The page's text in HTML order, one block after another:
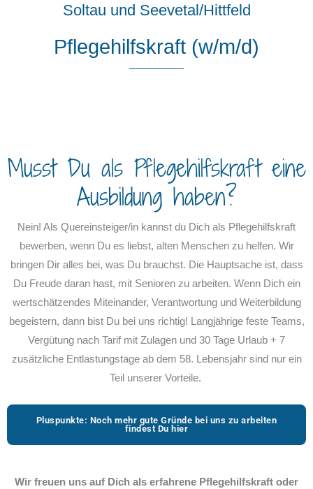
Soltau und Seevetal/Hittfeld
Pflegehilfskraft (w/m/d)
Musst Du als Pflegehilfskraft eine
Ausbildung haben?
Nein! Als Quereinsteiger/in kannst du Dich als Pflegehilfskraft
bewerben, wenn Du es liebst, alten Menschen zu helfen. Wir
bringen Dir alles bei, was Du brauchst. Die Hauptsache ist, dass
Du Freude daran hast, mit Senioren zu arbeiten. Wenn Dich ein
wertschätzendes Miteinander, Verantwortung und Weiterbildung
begeistern, dann bist Du bei uns richtig! Langjährige feste Teams,
Vergütung nach Tarif mit Zulagen und 30 Tage Urlaub + 7
zusätzliche Entlastungstage ab dem 58. Lebensjahr sind nur ein
Teil unserer Vorteile.
Pluspunkte: Noch mehr gute Gründe bei uns zu arbeiten
findest Du hier
Wir freuen uns auf Dich als erfahrene Pflegehilfskraft oder